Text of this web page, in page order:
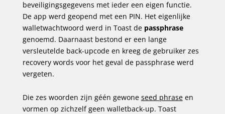
beveiligingsgegevens met ieder een eigen functie.
De app werd geopend met een PIN. Het eigenlijke
walletwachtwoord werd in Toast de passphrase
genoemd. Daarnaast bestond er een lange
versleutelde back-upcode en kreeg de gebruiker zes
recovery words voor het geval de passphrase werd
vergeten.
Die zes woorden zijn géén gewone seed phraseen
vormen op zichzelf geen walletback-up. Toast